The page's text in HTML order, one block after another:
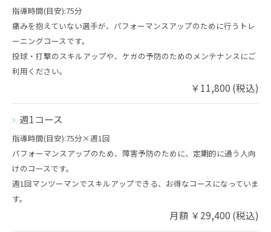
指導時間(目安):75分
痛みを抱えていない選手が、パフォーマンスアップのために行うトレ
ーニングコースです。
投球・打撃のスキルアップや、ケガの予防のためのメンテナンスにご
利用ください。
￥11,800 (税込)
週1コース
指導時間(目安):75分×週1回
パフォーマンスアップのため、障害予防のために、定期的に通う人向
けのコースです。
週1回マンツーマンでスキルアップできる、お得なコースになっていま
す。
月額 ￥29,400 (税込)